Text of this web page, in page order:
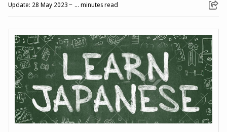
Update: 28 May 2023 ... minutes read